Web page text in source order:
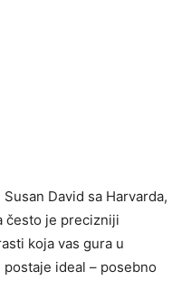
David sa Harvarda,
često je precizniji
koja vas gura u
ideal – posebno